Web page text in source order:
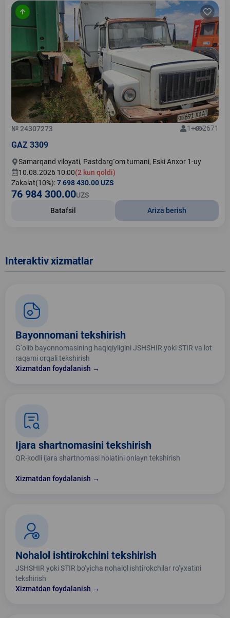
№ 24307273 1+ 2671
GAZ 3309
Samarqand viloyati, Pastdarg`om tumani, Eski Anxor 1-uy
10.08.2026 10:00(2 kun qoldi)
Zakalat(10%):7 698 430.00 UZS
76 984 300.00UZS
Batafsil
Ariza berish
Interaktiv xizmatlar
Bayonnomani tekshirish
G‘olib bayonnomasining haqiqiyligini JSHSHIR yoki STIR va lot
raqami orqali tekshirish
Xizmatdan foydalanish →
Ijara shartnomasini tekshirish
QR-kodli ijara shartnomasi holatini onlayn tekshirish
Xizmatdan foydalanish →
Nohalol ishtirokchini tekshirish
JSHSHIR yoki STIR bo‘yicha nohalol ishtirokchilar ro‘yxatini
tekshirish
Xizmatdan foydalanish →